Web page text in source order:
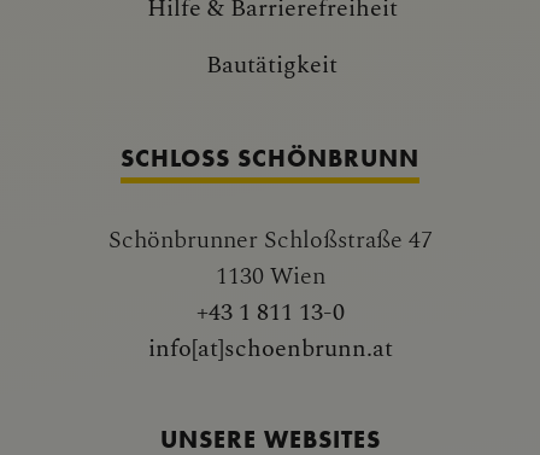
Bautätigkeit
SCHLOSS SCHÖNBRUNN
Schönbrunner Schloßstraße 47
1130 Wien
+43 1 811 13-0
info[at]schoenbrunn.at
UNSERE WEBSITES